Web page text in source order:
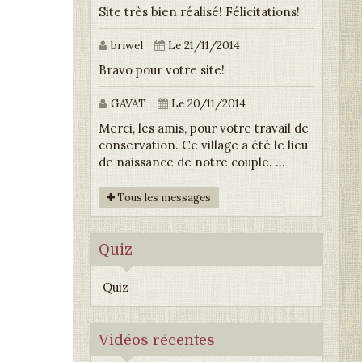
Site très bien réalisé! Félicitations!
briwel Le 21/11/2014
Bravo pour votre site!
GAVAT Le 20/11/2014
Merci, les amis, pour votre travail de
conservation. Ce village a été le lieu
de naissance de notre couple. ...
Tous les messages
Quiz
Quiz
Vidéos récentes